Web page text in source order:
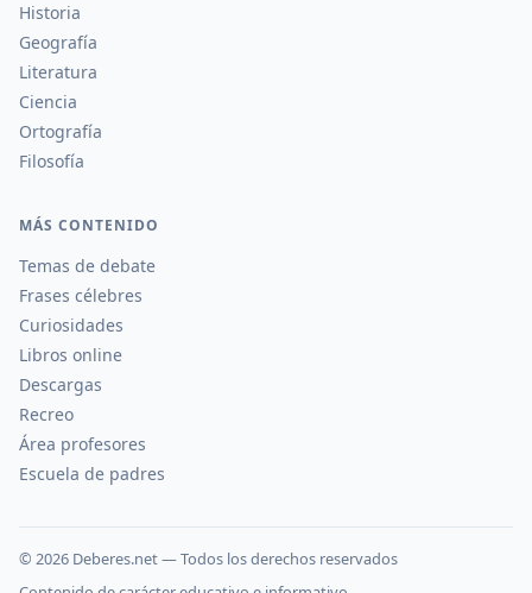
Historia
Geografía
Literatura
Ciencia
Ortografía
Filosofía
MÁS CONTENIDO
Temas de debate
Frases célebres
Curiosidades
Libros online
Descargas
Recreo
Área profesores
Escuela de padres
© 2026 Deberes.net — Todos los derechos reservados